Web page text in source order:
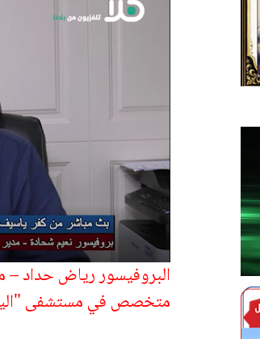
البروفيسور رياض حداد
متخصص في مستشفى